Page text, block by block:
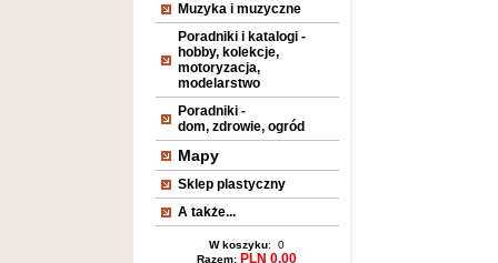
Muzyka i muzyczne
Poradniki i katalogi -
hobby, kolekcje,
motoryzacja,
modelarstwo
Poradniki -
dom, zdrowie, ogród
Mapy
Sklep plastyczny
A także...
W koszyku: 0
Razem: PLN 0.00